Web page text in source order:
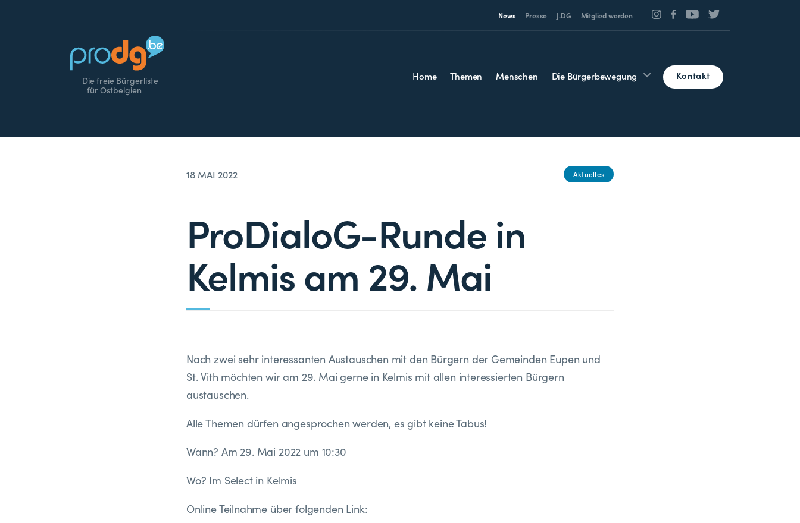
News Presse J.DG Mitglied werden
Die freie Bürgerliste
für Ostbelgien
Home Themen Menschen Die Bürgerbewegung Kontakt
18 MAI 2022 Aktuelles
ProDialoG-Runde in
Kelmis am 29. Mai
Nach zwei sehr interessanten Austauschen mit den Bürgern der Gemeinden Eupen und
St. Vith möchten wir am 29. Mai gerne in Kelmis mit allen interessierten Bürgern
austauschen.
Alle Themen dürfen angesprochen werden, es gibt keine Tabus!
Wann? Am 29. Mai 2022 um 10:30
Wo? Im Select in Kelmis
Online Teilnahme über folgenden Link: